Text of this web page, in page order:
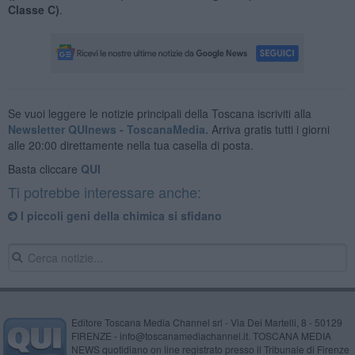
Classe C)
Se vuoi leggere le notizie principali della Toscana iscriviti alla
Newsletter QUInews - ToscanaMedia. Arriva gratis tutti i giorni
alle 20:00 direttamente nella tua casella di posta.
Basta cliccare QUI
Ti potrebbe interessare anche:
I piccoli geni della chimica si sfidano
Editore Toscana Media Channel srl - Via Dei Martelli, 8 - 50129
FIRENZE - info@toscanamediachannel.it. TOSCANA MEDIA
NEWS quotidiano on line registrato presso il Tribunale di Firenze